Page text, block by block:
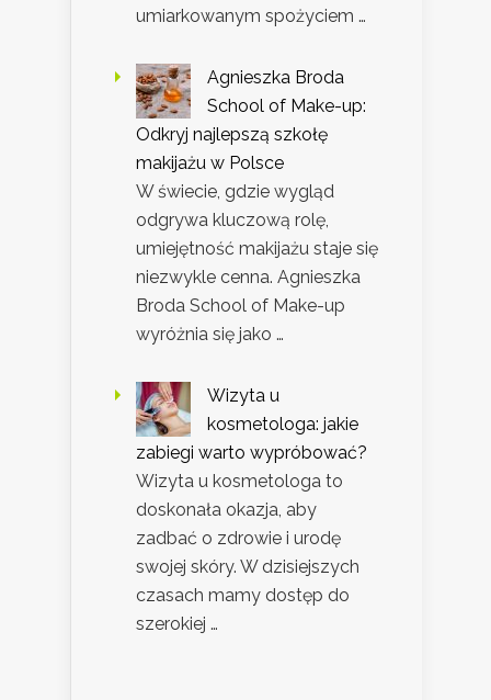
umiarkowanym spożyciem …
Agnieszka Broda
School of Make-up:
Odkryj najlepszą szkołę
makijażu w Polsce
W świecie, gdzie wygląd
odgrywa kluczową rolę,
umiejętność makijażu staje się
niezwykle cenna. Agnieszka
Broda School of Make-up
wyróżnia się jako …
Wizyta u
kosmetologa: jakie
zabiegi warto wypróbować?
Wizyta u kosmetologa to
doskonała okazja, aby
zadbać o zdrowie i urodę
swojej skóry. W dzisiejszych
czasach mamy dostęp do
szerokiej …